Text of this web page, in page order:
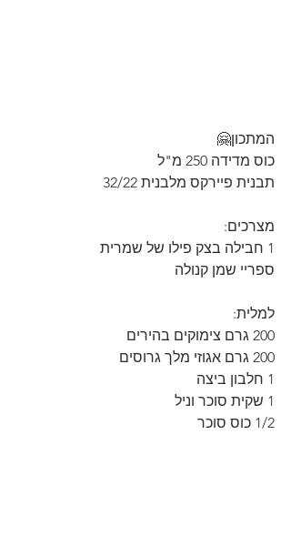
המתכון🤗
כוס מדידה 250 מ"ל
תבנית פיירקס מלבנית 32/22
מצרכים:
1 חבילה בצק פילו של שמרית
ספריי שמן קנולה
למלית:
200 גרם צימוקים בהירים
200 גרם אגוזי מלך גרוסים
1 חלבון ביצה
1 שקית סוכר וניל
1/2 כוס סוכר